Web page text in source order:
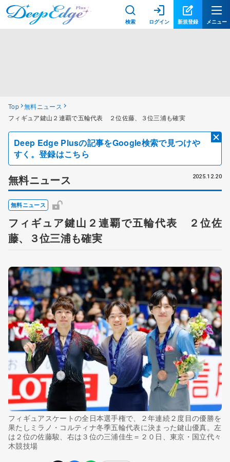
検索 ログイン 新規登録 メニュー
Top 無料ニュース
フィギュア鍵山２連覇で五輪代表 ２位佐藤、３位三浦も確実
Deep Edge Plusの記事をGoogle検索で見つけや
すく。登録はこちら
無料ニュース 2025.12.20
無料ニュース
フィギュア鍵山２連覇で五輪代表 ２位佐
藤、３位三浦も確実
フィギュアスケートの全日本選手権で、２年連続２度目の優勝を
果たしミラノ・コルティナ冬季五輪代表に決まった鍵山優真。左
は２位の佐藤駿、右は３位の三浦佳生＝２０日、東京・国立代々
木競技場